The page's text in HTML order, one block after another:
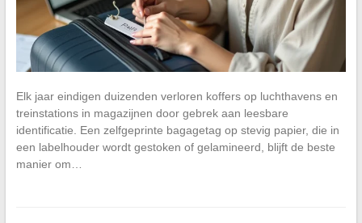
Elk jaar eindigen duizenden verloren koffers op luchthavens en
treinstations in magazijnen door gebrek aan leesbare
identificatie. Een zelfgeprinte bagagetag op stevig papier, die in
een labelhouder wordt gestoken of gelamineerd, blijft de beste
manier om…